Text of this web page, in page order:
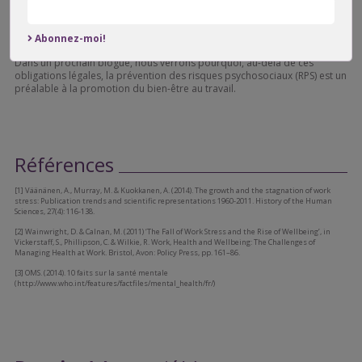
travail interdit toute forme de harcèlement au travail (LNT, art 81.19).
Dans un prochain blogue, nous verrons pourquoi, au-delà de ces
obligations légales, la prévention des risques psychosociaux (RPS) est un
préalable à la promotion du bien-être au travail.
Références
[1] Väänänen, A., Murray, M. & Kuokkanen, A. (2014). The growth and the stagnation of work
stress: Publication trends and scientific representations 1960-2011. History of the Human
Sciences, 27(4): 116-138.
[2] Wainwright, D. & Calnan, M. (2011) ‘The Fall of Work Stress and the Rise of Wellbeing’, in
Vickerstaff, S., Phillipson, C. & Wilkie, R. Work, Health and Wellbeing: The Challenges of
Managing Health at Work. Bristol, Avon: Policy Press, pp. 161–86.
[3] OMS. (2014). 10 faits sur la santé mentale
(http://www.who.int/features/factfiles/mental_health/fr/)
Abonnez-moi!